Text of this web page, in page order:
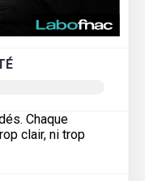
Chaque
clair, ni trop